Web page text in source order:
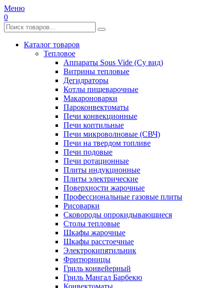
Меню
0
Каталог товаров
Тепловое
Аппараты Sous Vide (Су вид)
Витрины тепловые
Дегидраторы
Котлы пищеварочные
Макароноварки
Пароконвектоматы
Печи конвекционные
Печи коптильные
Печи микроволновые (СВЧ)
Печи на твердом топливе
Печи подовые
Печи ротационные
Плиты индукционные
Плиты электрические
Поверхности жарочные
Профессиональные газовые плиты
Рисоварки
Сковороды опрокидывающиеся
Столы тепловые
Шкафы жарочные
Шкафы расстоечные
Электрокипятильник
Фритюрницы
Гриль конвейерный
Гриль Мангал Барбекю
Конвектоматы